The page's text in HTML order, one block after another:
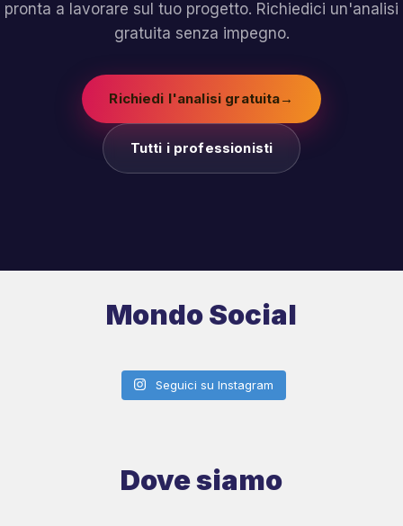
pronta a lavorare sul tuo progetto. Richiedici un'analisi
gratuita senza impegno.
Richiedi l'analisi gratuita→
Tutti i professionisti
Mondo Social
Seguici su Instagram
Dove siamo